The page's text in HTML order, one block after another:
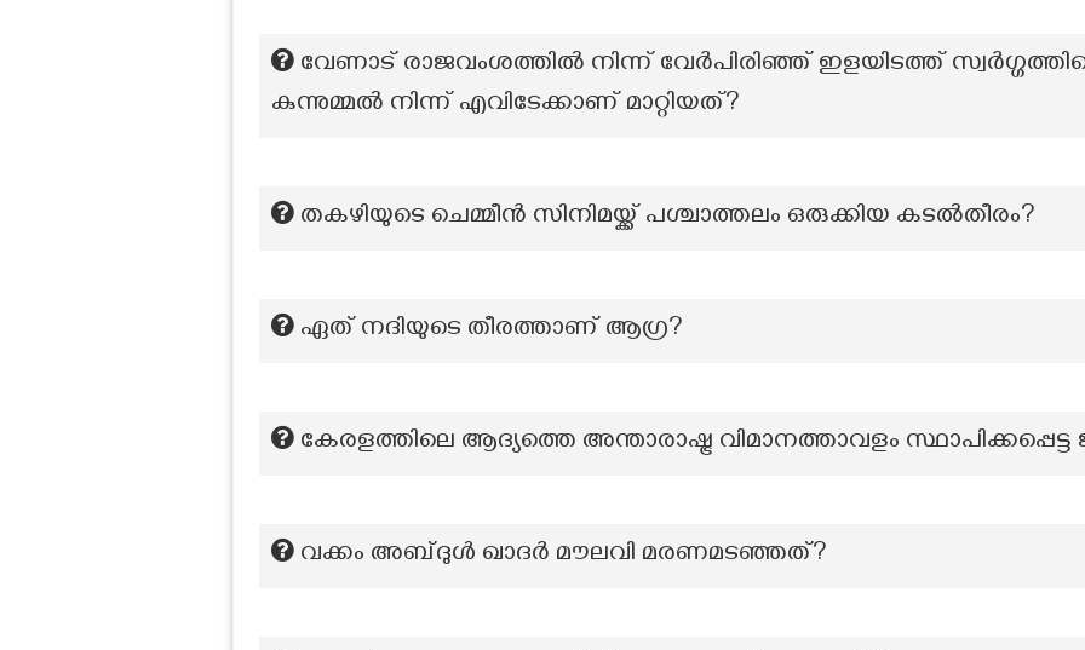
വേണാട് രാജവംശത്തിൽ നിന്ന് വേർപിരിഞ്ഞ് ഇളയിടത്ത്
കുന്നുമ്മൽ നിന്ന് എവിടേക്കാണ് മാറ്റിയത്?
തകഴിയുടെ ചെമ്മീൻ സിനിമയ്ക്ക് പശ്ചാത്തലം ഒരുക്കിയ കടൽതീരം?
ഏത് നദിയുടെ തീരത്താണ് ആഗ്ര?
കേരളത്തിലെ ആദ്യത്തെ അന്താരാഷ്ട്ര വിമാനത്താവളം സ്ഥാപിക്കപ്പെട്ട
വക്കം അബ്ദുൾ ഖാദർ മൗലവി മരണമടഞ്ഞത്?